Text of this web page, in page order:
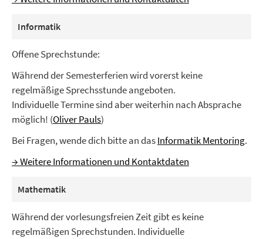
Informatik
Offene Sprechstunde:
Während der Semesterferien wird vorerst keine
regelmäßige Sprechsstunde angeboten.
Individuelle Termine sind aber weiterhin nach Absprache
möglich! (Oliver Pauls)
Bei Fragen, wende dich bitte an dasInformatik Mentoring.
→ Weitere Informationen und Kontaktdaten
Mathematik
Während der vorlesungsfreien Zeit gibt es keine
regelmäßigen Sprechstunden. Individuelle